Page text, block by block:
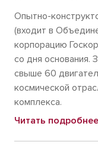
Опытно-
(входит в
корпорацию
со дня основания.
свыше 60
космической
комплекса.
Читать подробнее